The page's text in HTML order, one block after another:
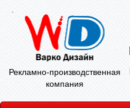
Рекламно-производственная
компания